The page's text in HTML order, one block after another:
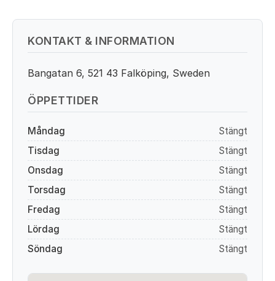
KONTAKT & INFORMATION
Bangatan 6, 521 43 Falköping, Sweden
ÖPPETTIDER
Måndag
Stängt
Tisdag
Stängt
Onsdag
Stängt
Torsdag
Stängt
Fredag
Stängt
Lördag
Stängt
Söndag
Stängt